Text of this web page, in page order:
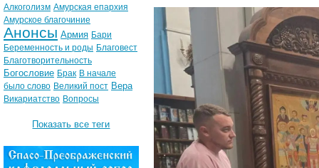
Алкоголизм Амурская епархия
Амурское благочиние
Анонсы Армия Бари
Беременность и роды Благовест
Благотворительность
Богословие Брак В начале
было слово Великий пост Вера
Викариатство Вопросы
Показать все теги